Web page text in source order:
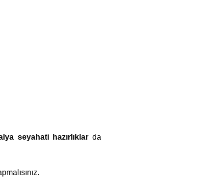
seyahati hazırlıklar da